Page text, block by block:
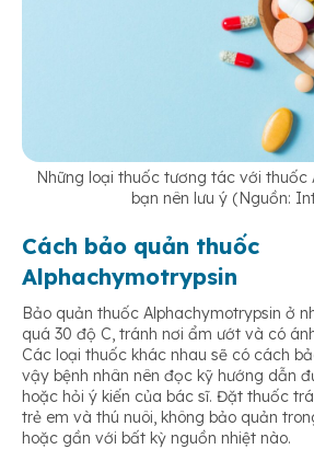
Những loại thuốc tương tác với thuốc
bạn nên lưu ý (Nguồn:
Cách bảo quản thuốc
Alphachymotrypsin
Bảo quản thuốc Alphachymotrypsin ở
quá 30 độ C, tránh nơi ẩm ướt và có
Các loại thuốc khác nhau sẽ có cách
vậy bệnh nhân nên đọc kỹ hướng dẫn
hoặc hỏi ý kiến của bác sĩ. Đặt thuốc
trẻ em và thú nuôi, không bảo quản
hoặc gần với bất kỳ nguồn nhiệt nào.